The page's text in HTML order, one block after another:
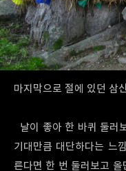
마지막으로 절에 있던 삼
날이 좋아 한 바퀴 둘러
기대만큼 대단하다는 느
른다면 한 번 둘러보고